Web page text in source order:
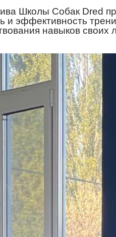
Школы Собак Dred
и эффективность
навыков